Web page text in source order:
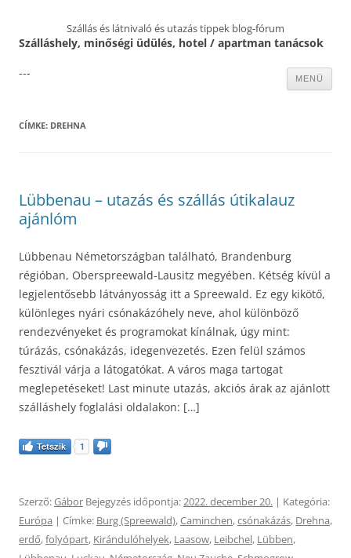
Szállás és látnivaló és utazás tippek blog-fórum
Szálláshely, minőségi üdülés, hotel / apartman tanácsok
MENÜ
---
CÍMKE: DREHNA
Lübbenau – utazás és szállás útikalauz
ajánlóm
Lübbenau Németországban található, Brandenburg
régióban, Oberspreewald-Lausitz megyében. Kétség kívül a
legjelentősebb látványosság itt a Spreewald. Ez egy kikötő,
különleges nyári csónakázóhely neve, ahol különböző
rendezvényeket és programokat kínálnak, úgy mint:
túrázás, csónakázás, idegenvezetés. Ezen felül számos
fesztivál várja a látogatókat. A város maga tartogat
meglepetéseket! Last minute utazás, akciós árak az ajánlott
szálláshely foglalási oldalakon: […]
Tetszik 1
Szerző:Gábor Bejegyzés időpontja:2022. december 20. | Kategória:
Európa | Címke: Burg (Spreewald),Caminchen,csónakázás, Drehna,
erdő,folyópart, Kirándulóhelyek, Laasow, Leibchel, Lübben,